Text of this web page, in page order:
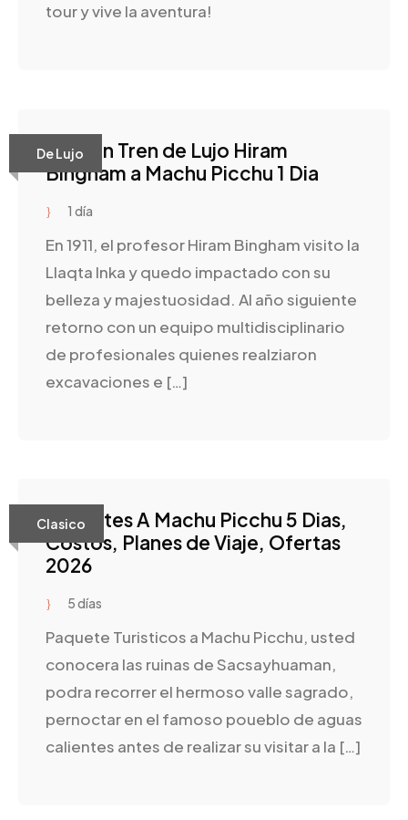
tour y vive la aventura!
De Lujo
Tour en Tren de Lujo Hiram
Bingham a Machu Picchu 1 Dia
1 día
En 1911, el profesor Hiram Bingham visito la
Llaqta Inka y quedo impactado con su
belleza y majestuosidad. Al año siguiente
retorno con un equipo multidisciplinario
de profesionales quienes realziaron
excavaciones e […]
Clasico
Paquetes A Machu Picchu 5 Dias,
Costos, Planes de Viaje, Ofertas
2026
5 días
Paquete Turisticos a Machu Picchu, usted
conocera las ruinas de Sacsayhuaman,
podra recorrer el hermoso valle sagrado,
pernoctar en el famoso poueblo de aguas
calientes antes de realizar su visitar a la […]